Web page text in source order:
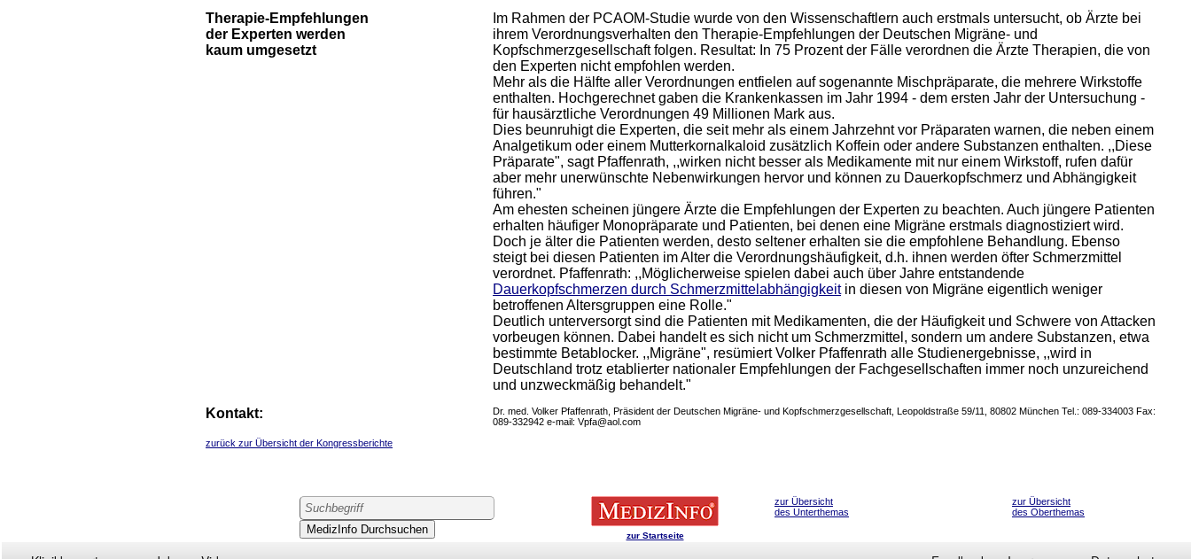
Therapie-Empfehlungen
der Experten werden
kaum umgesetzt
Im Rahmen der PCAOM-Studie wurde von den Wissenschaftlern auch erstmals untersucht, ob Ärzte bei
ihrem Verordnungsverhalten den Therapie-Empfehlungen der Deutschen Migräne- und
Kopfschmerzgesellschaft folgen. Resultat: In 75 Prozent der Fälle verordnen die Ärzte Therapien, die von
den Experten nicht empfohlen werden.
Mehr als die Hälfte aller Verordnungen entfielen auf sogenannte Mischpräparate, die mehrere Wirkstoffe
enthalten. Hochgerechnet gaben die Krankenkassen im Jahr 1994 - dem ersten Jahr der Untersuchung -
für hausärztliche Verordnungen 49 Millionen Mark aus.
Dies beunruhigt die Experten, die seit mehr als einem Jahrzehnt vor Präparaten warnen, die neben einem
Analgetikum oder einem Mutterkornalkaloid zusätzlich Koffein oder andere Substanzen enthalten. ,,Diese
Präparate", sagt Pfaffenrath, ,,wirken nicht besser als Medikamente mit nur einem Wirkstoff, rufen dafür
aber mehr unerwünschte Nebenwirkungen hervor und können zu Dauerkopfschmerz und Abhängigkeit
führen."
Am ehesten scheinen jüngere Ärzte die Empfehlungen der Experten zu beachten. Auch jüngere Patienten
erhalten häufiger Monopräparate und Patienten, bei denen eine Migräne erstmals diagnostiziert wird.
Doch je älter die Patienten werden, desto seltener erhalten sie die empfohlene Behandlung. Ebenso
steigt bei diesen Patienten im Alter die Verordnungshäufigkeit, d.h. ihnen werden öfter Schmerzmittel
verordnet. Pfaffenrath: ,,Möglicherweise spielen dabei auch über Jahre entstandende
Dauerkopfschmerzen durch Schmerzmittelabhängigkeitin diesen von Migräne eigentlich weniger
betroffenen Altersgruppen eine Rolle."
Deutlich unterversorgt sind die Patienten mit Medikamenten, die der Häufigkeit und Schwere von Attacken
vorbeugen können. Dabei handelt es sich nicht um Schmerzmittel, sondern um andere Substanzen, etwa
bestimmte Betablocker. ,,Migräne", resümiert Volker Pfaffenrath alle Studienergebnisse, ,,wird in
Deutschland trotz etablierter nationaler Empfehlungen der Fachgesellschaften immer noch unzureichend
und unzweckmäßig behandelt."
Kontakt:
Dr. med. Volker Pfaffenrath, Präsident der Deutschen Migräne- und Kopfschmerzgesellschaft, Leopoldstraße 59/11, 80802 München Tel.: 089-334003 Fax:
089-332942 e-mail: Vpfa@aol.com
zurück zur Übersicht der Kongressberichte
zur Startseite
zur Übersicht
des Unterthemas
zur Übersicht
des Oberthemas